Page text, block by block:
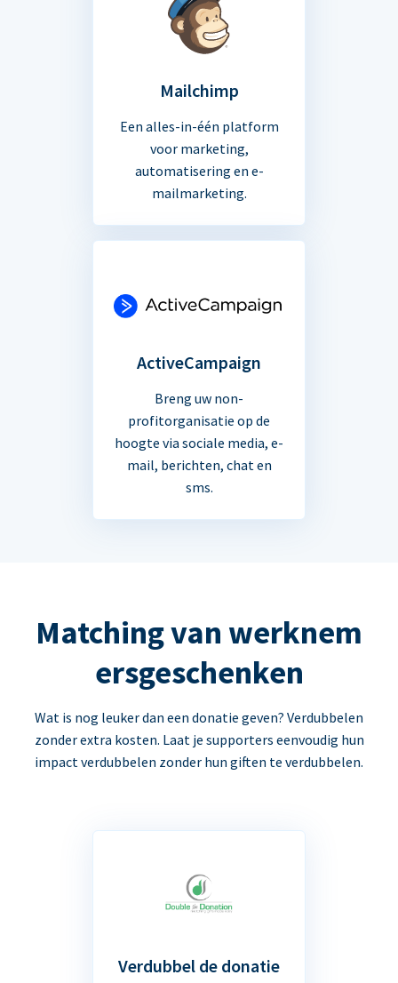
Mailchimp
Een alles-in-één platform
voor marketing,
automatisering en e-
mailmarketing.
ActiveCampaign
Breng uw non-
profitorganisatie op de
hoogte via sociale media, e-
mail, berichten, chat en
sms.
Matching van werknem
ersgeschenken
Wat is nog leuker dan een donatie geven? Verdubbelen
zonder extra kosten. Laat je supporters eenvoudig hun
impact verdubbelen zonder hun giften te verdubbelen.
Verdubbel de donatie